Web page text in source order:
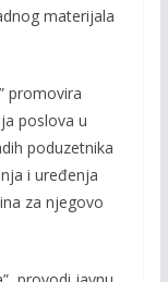
materijala
promovira
poslova u
poduzetnika
i uređenja
za njegovo